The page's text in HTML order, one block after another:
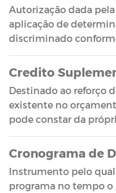
Autorização dada
aplicação de
discriminado
Credito
Destinado ao reforço
existente no
pode constar da
Cronograma de
Instrumento pelo
programa no tempo o